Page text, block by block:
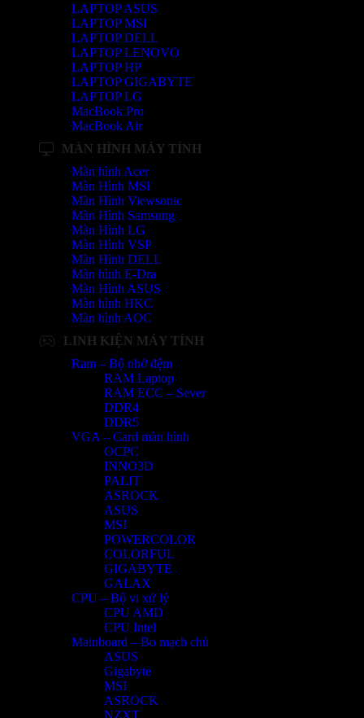
LAPTOP ASUS
LAPTOP MSI
LAPTOP DELL
LAPTOP LENOVO
LAPTOP HP
LAPTOP GIGABYTE
LAPTOP LG
MacBook Pro
MacBook Air
MÀN HÌNH MÁY TÍNH
Màn hình Acer
Màn Hình MSI
Màn Hình Viewsonic
Màn Hình Samsung
Màn Hình LG
Màn Hình VSP
Màn Hình DELL
Màn hình E-Dra
Màn Hình ASUS
Màn hình HKC
Màn hình AOC
LINH KIỆN MÁY TÍNH
Ram – Bộ nhớ đệm
RAM Laptop
RAM ECC – Sever
DDR4
DDR5
VGA – Card màn hình
OCPC
INNO3D
PALIT
ASROCK
ASUS
MSI
POWERCOLOR
COLORFUL
GIGABYTE
GALAX
CPU – Bộ vi xử lý
CPU AMD
CPU Intel
Mainboard – Bo mạch chủ
ASUS
Gigabyte
MSI
ASROCK
NZXT